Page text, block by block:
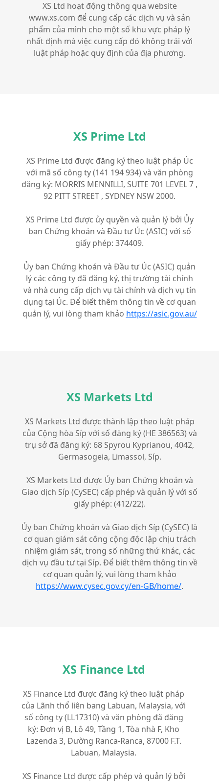
XS Ltd hoạt động thông qua website
www.xs.com để cung cấp các dịch vụ và sản
phẩm của mình cho một số khu vực pháp lý
nhất định mà việc cung cấp đó không trái với
luật pháp hoặc quy định của địa phương.
XS Prime Ltd
XS Prime Ltd được đăng ký theo luật pháp Úc
với mã số công ty (141 194 934) và văn phòng
đăng ký: MORRIS MENNILLI, SUITE 701 LEVEL 7 ,
92 PITT STREET , SYDNEY NSW 2000.
XS Prime Ltd được ủy quyền và quản lý bởi Ủy
ban Chứng khoán và Đầu tư Úc (ASIC) với số
giấy phép: 374409.
Ủy ban Chứng khoán và Đầu tư Úc (ASIC) quản
lý các công ty đã đăng ký, thị trường tài chính
và nhà cung cấp dịch vụ tài chính và dịch vụ tín
dụng tại Úc. Để biết thêm thông tin về cơ quan
quản lý, vui lòng tham khảo https://asic.gov.au/
XS Markets Ltd
XS Markets Ltd được thành lập theo luật pháp
của Cộng hòa Síp với số đăng ký (HE 386563) và
trụ sở đã đăng ký: 68 Spyrou Kyprianou, 4042,
Germasogeia, Limassol, Síp.
XS Markets Ltd được Ủy ban Chứng khoán và
Giao dịch Síp (CySEC) cấp phép và quản lý với số
giấy phép: (412/22).
Ủy ban Chứng khoán và Giao dịch Síp (CySEC) là
cơ quan giám sát công cộng độc lập chịu trách
nhiệm giám sát, trong số những thứ khác, các
dịch vụ đầu tư tại Síp. Để biết thêm thông tin về
cơ quan quản lý, vui lòng tham khảo
https://www.cysec.gov.cy/en-GB/home/.
XS Finance Ltd
XS Finance Ltd được đăng ký theo luật pháp
của Lãnh thổ liên bang Labuan, Malaysia, với
số công ty (LL17310) và văn phòng đã đăng
ký: Đơn vị B, Lô 49, Tầng 1, Tòa nhà F, Kho
Lazenda 3, Đường Ranca-Ranca, 87000 F.T.
Labuan, Malaysia.
XS Finance Ltd được cấp phép và quản lý bởi